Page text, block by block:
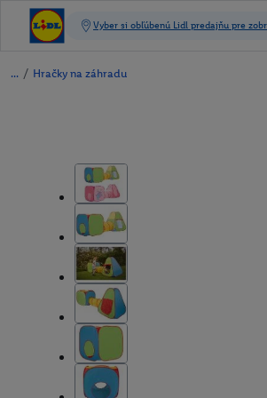
/ Hračky na záhradu